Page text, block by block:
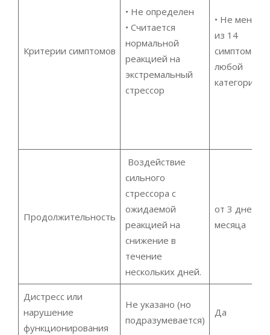
Критерии симптомов
• Не определен
• Считается
нормальной
реакцией на
экстремальный
стрессор
• Не менее 9
из 14
симптомов
любой
категории
Продолжительность
Воздействие
сильного
стрессора с
ожидаемой
реакцией на
снижение в
течение
нескольких дней.
от 3 дней
месяца
Дистресс или
нарушение
функционирования
Не указано (но
подразумевается)
Да